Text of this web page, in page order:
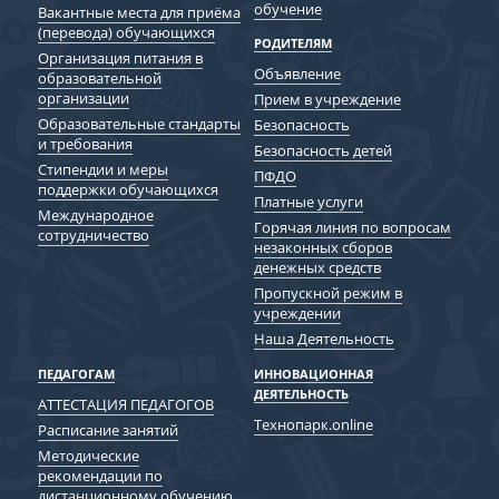
Вакантные места для приёма
(перевода) обучающихся
Организация питания в
образовательной
организации
Образовательные стандарты
и требования
Cтипендии и меры
поддержки обучающихся
Международное
сотрудничество
обучение
РОДИТЕЛЯМ
Объявление
Прием в учреждение
Безопасность
Безопасность детей
ПФДО
Платные услуги
Горячая линия по вопросам
незаконных сборов
денежных средств
Пропускной режим в
учреждении
Наша Деятельность
ПЕДАГОГАМ
АТТЕСТАЦИЯ ПЕДАГОГОВ
Расписание занятий
Методические
рекомендации по
ИННОВАЦИОННАЯ
ДЕЯТЕЛЬНОСТЬ
Технопарк.online